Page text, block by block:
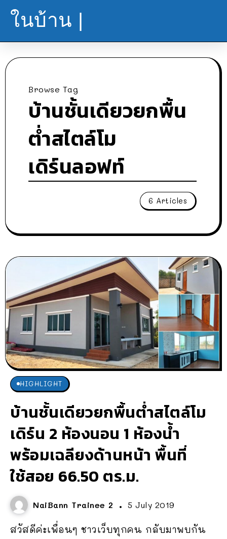
ในบ้าน |
Browse Tag
บ้านชั้นเดียวยกพื้น
ต่ำสไตล์โม
เดิร์นลอฟท์
6 Articles
HIGHLIGHT
บ้านชั้นเดียวยกพื้นต่ำสไตล์โม
เดิร์น 2 ห้องนอน 1 ห้องน้ำ
พร้อมเฉลียงด้านหน้า พื้นที่
ใช้สอย 66.50 ตร.ม.
NaiBann Trainee 2 5 July 2019
สวัสดีค่ะเพื่อนๆ ชาวเว็บทุกคน กลับมาพบกัน